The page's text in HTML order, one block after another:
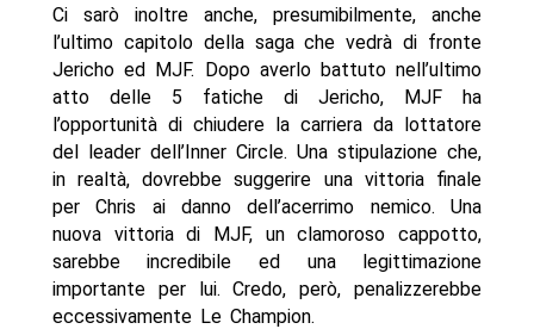
Ci sarò inoltre anche, presumibilmente, anche
l’ultimo capitolo della saga che vedrà di fronte
Jericho ed MJF. Dopo averlo battuto nell’ultimo
atto delle 5 fatiche di Jericho, MJF ha
l’opportunità di chiudere la carriera da lottatore
del leader dell’Inner Circle. Una stipulazione che,
in realtà, dovrebbe suggerire una vittoria finale
per Chris ai danno dell’acerrimo nemico. Una
nuova vittoria di MJF, un clamoroso cappotto,
sarebbe incredibile ed una legittimazione
importante per lui. Credo, però, penalizzerebbe
eccessivamente Le Champion.